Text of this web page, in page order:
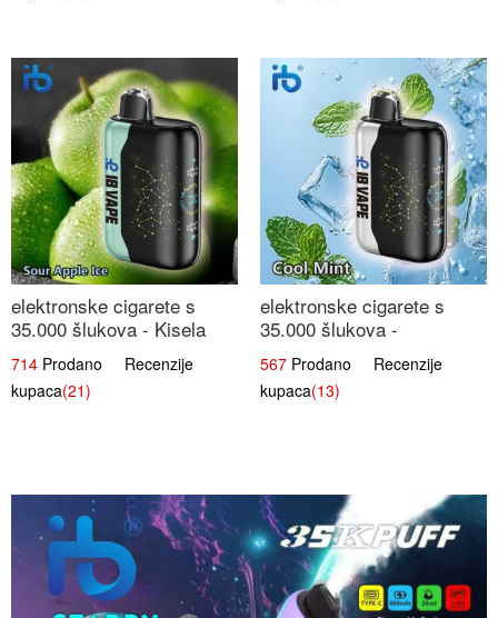
elektronske cigarete s
35.000 šlukova - Kisela
Jabuka Led | Osježavajući
Kiselo-Slatki Okus
714 Prodano Recenzije
kupaca(21)
elektronske cigarete s
35.000 šlukova -
Osježavajući Mentol |
Čista i Svježa Okus
567 Prodano Recenzije
kupaca(13)